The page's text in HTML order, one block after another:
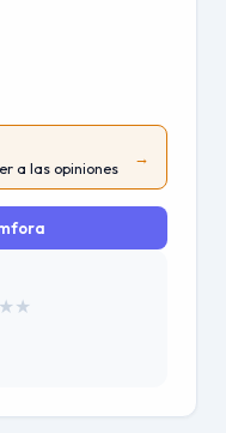
a las opiniones
→
★ ★